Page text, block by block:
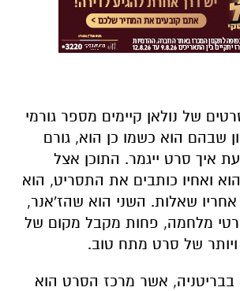
של נולאן קיימים מספר גורמי
שבהם הוא כשמו כן הוא, גורם
איך סרט ייגמר. התוכן אצל
ואחיו כותבים את התסריט, הוא
אחריו שאלות. השני הוא שהז'אנר,
מלחמה, פחות מקבל מקום של
של סרט מתח טוב.
בבריטניה, אשר מרכז הסרט הוא